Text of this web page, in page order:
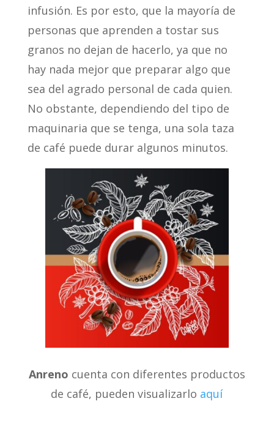
infusión. Es por esto, que la mayoría de
personas que aprenden a tostar sus
granos no dejan de hacerlo, ya que no
hay nada mejor que preparar algo que
sea del agrado personal de cada quien.
No obstante, dependiendo del tipo de
maquinaria que se tenga, una sola taza
de café puede durar algunos minutos.
Anreno cuenta con diferentes productos
de café, pueden visualizarlo aquí